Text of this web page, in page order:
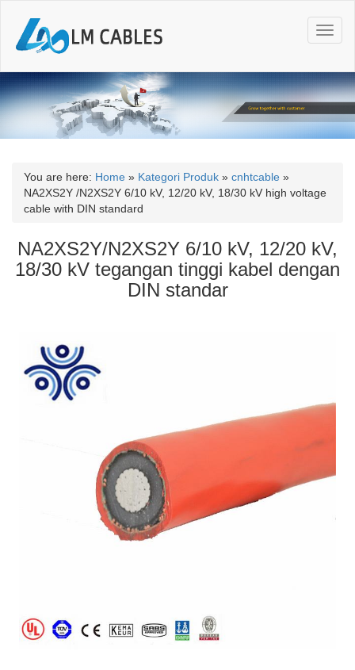
T
o
g
l
n
a
g
o
n
You are here: Home » Kategori Produk » cnhtcable »
NA2XS2Y /N2XS2Y 6/10 kV, 12/20 kV, 18/30 kV high voltage
cable with DIN standard
NA2XS2Y/N2XS2Y 6/10 kV, 12/20 kV,
18/30 kV tegangan tinggi kabel dengan
DIN standar